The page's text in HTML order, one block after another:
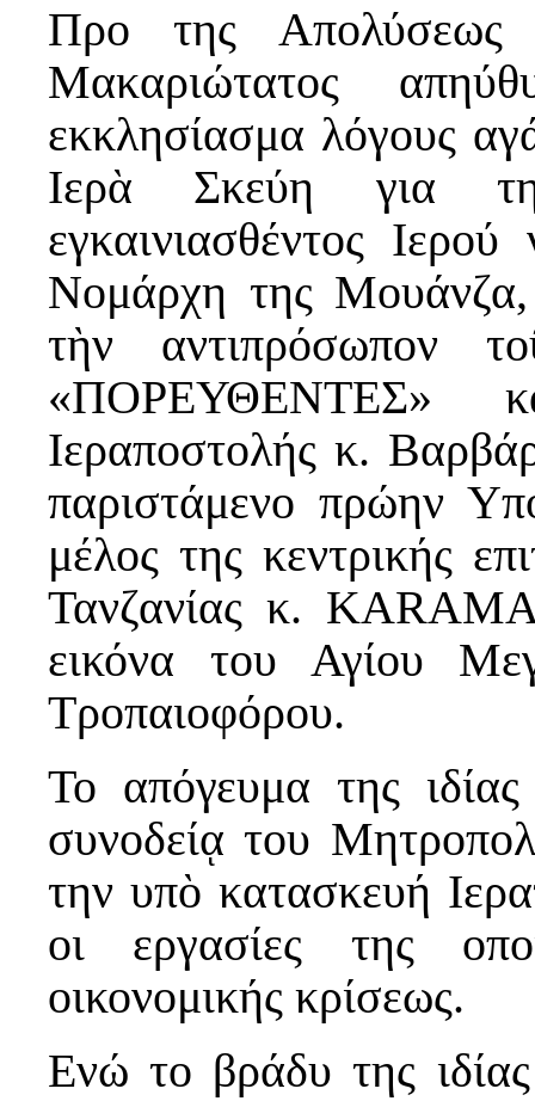
Προ της Απολύσεως
Μακαριώτατος
εκκλησίασμα λόγους
Ιερὰ Σκεύη για
εγκαινιασθέντος
Νομάρχη της
τὴν αντιπρόσωπον
«ΠΟΡΕΥΘΕΝΤΕΣ»
Ιεραποστολής κ.
παριστάμενο πρώην
μέλος της κεντρικής
Τανζανίας κ.
εικόνα του Αγίου
Τροπαιοφόρου.
Το απόγευμα της
συνοδείᾳ του
την υπὸ κατασκευή
οι εργασίες της
οικονομικής κρίσεως.
Ενώ το βράδυ της